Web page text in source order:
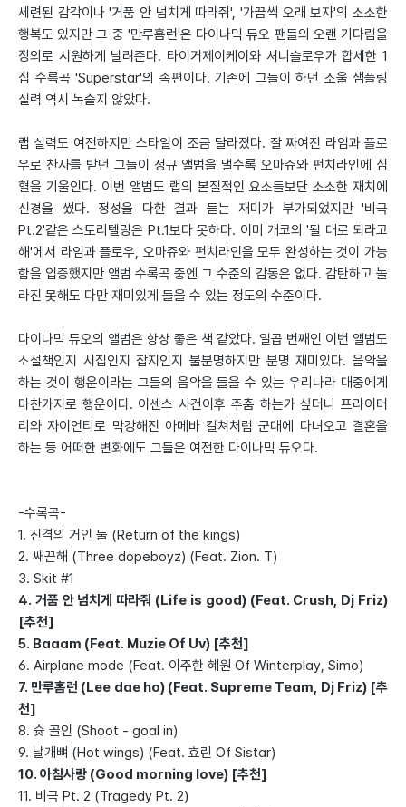
세련된 감각이나 '거품 안 넘치게 따라줘', '가끔씩 오래 보자'의 소소한
행복도 있지만 그 중 '만루홈런'은 다이나믹 듀오 팬들의 오랜 기다림을
장외로 시원하게 날려준다. 타이거제이케이와 셔니슬로우가 합세한 1
집 수록곡 'Superstar'의 속편이다. 기존에 그들이 하던 소울 샘플링
실력 역시 녹슬지 않았다.
랩 실력도 여전하지만 스타일이 조금 달라졌다. 잘 짜여진 라임과 플로
우로 찬사를 받던 그들이 정규 앨범을 낼수록 오마쥬와 펀치라인에 심
혈을 기울인다. 이번 앨범도 랩의 본질적인 요소들보단 소소한 재치에
신경을 썼다. 정성을 다한 결과 듣는 재미가 부가되었지만 '비극
Pt.2'같은 스토리텔링은 Pt.1보다 못하다. 이미 개코의 '될 대로 되라고
해'에서 라임과 플로우, 오마쥬와 펀치라인을 모두 완성하는 것이 가능
함을 입증했지만 앨범 수록곡 중엔 그 수준의 감동은 없다. 감탄하고 놀
라진 못해도 다만 재미있게 들을 수 있는 정도의 수준이다.
다이나믹 듀오의 앨범은 항상 좋은 책 같았다. 일곱 번째인 이번 앨범도
소설책인지 시집인지 잡지인지 불분명하지만 분명 재미있다. 음악을
하는 것이 행운이라는 그들의 음악을 들을 수 있는 우리나라 대중에게
마찬가지로 행운이다. 이센스 사건이후 주춤 하는가 싶더니 프라이머
리와 자이언티로 막강해진 아메바 컬쳐처럼 군대에 다녀오고 결혼을
하는 등 어떠한 변화에도 그들은 여전한 다이나믹 듀오다.
-수록곡-
1. 진격의 거인 둘 (Return of the kings)
2. 쌔끈해 (Three dopeboyz) (Feat. Zion. T)
3. Skit #1
4. 거품 안 넘치게 따라줘 (Life is good) (Feat. Crush, Dj Friz)
[추천]
5. Baaam (Feat. Muzie Of Uv) [추천]
6. Airplane mode (Feat. 이주한 혜원 Of Winterplay, Simo)
7. 만루홈런 (Lee dae ho) (Feat. Supreme Team, Dj Friz) [추
천]
8. 슛 골인 (Shoot - goal in)
9. 날개뼈 (Hot wings) (Feat. 효린 Of Sistar)
10. 아침사랑 (Good morning love) [추천]
11. 비극 Pt. 2 (Tragedy Pt. 2)